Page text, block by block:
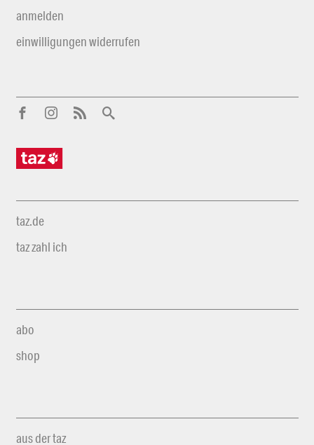
anmelden
einwilligungen widerrufen
taz.de
taz zahl ich
abo
shop
aus der taz